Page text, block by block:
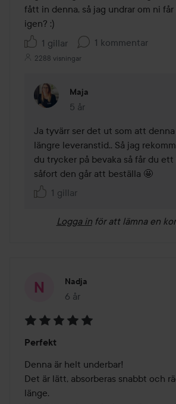
fått in denna, så jag undrar om ni
igen? :)
1 gillar
1 kommentar
2288 visningar
Maja
5 år
Kommentaren lades 5 år
Ja tyvärr ser det ut som att
längre leveranstid.. Så jag
du trycker på bevaka så får du
såfort den går att beställa 🤩
1 gillar
Logga in för att lämna en
Nadja
6 år
Inlägget skapades 6 år
5
av
5
Perfekt
Denna är helt underbar!
Det är lätt, absorberas snabbt och
länge.